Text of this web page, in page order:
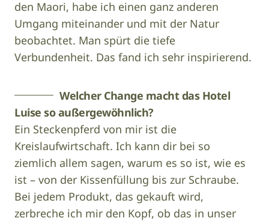
den Maori, habe ich einen ganz anderen
Umgang miteinander und mit der Natur
beobachtet. Man spürt die tiefe
Verbundenheit. Das fand ich sehr inspirierend.
Welcher Change macht das Hotel
Luise so außergewöhnlich?
Ein Steckenpferd von mir ist die
Kreislaufwirtschaft. Ich kann dir bei so
ziemlich allem sagen, warum es so ist, wie es
ist – von der Kissenfüllung bis zur Schraube.
Bei jedem Produkt, das gekauft wird,
zerbreche ich mir den Kopf, ob das in unser